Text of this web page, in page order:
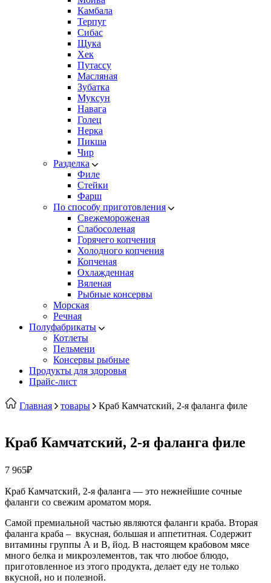
Камбала
Терпуг
Сибас
Щука
Хек
Путассу
Масляная
Зубатка
Муксун
Навага
Голец
Нерка
Пикша
Чир
Разделка
Филе
Стейки
Фарш
По способу приготовления
Свежемороженая
Cлабосоленая
Горячего копчения
Холодного копчения
Копченая
Охлажденная
Вяленая
Рыбные консервы
Морская
Речная
Полуфабрикаты
Котлеты
Пельмени
Консервы рыбные
Продукты для здоровья
Прайс-лист
Главная товары Краб Камчатский, 2-я фаланга филе
Краб Камчатский, 2-я фаланга филе
7 965₽
Краб Камчатский, 2-я фаланга — это нежнейшие сочные
фаланги со свежим ароматом моря.
Самой премиальной частью являются фаланги краба. Вторая
фаланга краба – вкусная, большая и аппетитная. Содержит
витамины группы А и В, йод. В настоящем крабовом мясе
много белка и микроэлементов, так что любое блюдо,
приготовленное из этого продукта, делает еду не только
вкусной, но и полезной.